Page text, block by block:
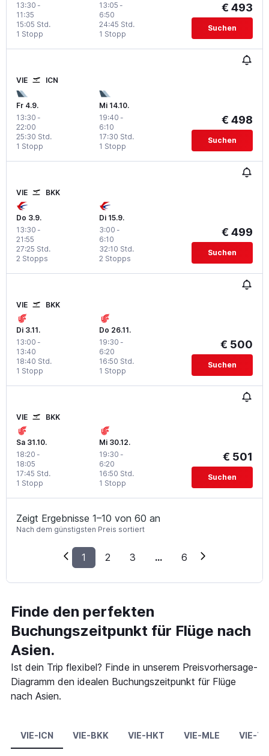
13:30 -
11:35
1 Stopp
15:05 Std.
13:05 -
6:50
1 Stopp
24:45 Std.
€ 493
Suchen
VIE ICN
Fr 4.9.
13:30 -
22:00
1 Stopp
25:30 Std.
Mi 14.10.
19:40 -
6:10
1 Stopp
17:30 Std.
€ 498
Suchen
VIE BKK
Do 3.9.
13:30 -
21:55
2 Stopps
27:25 Std.
Di 15.9.
3:00 -
6:10
2 Stopps
32:10 Std.
€ 499
Suchen
VIE BKK
Di 3.11.
13:00 -
13:40
1 Stopp
18:40 Std.
Do 26.11.
19:30 -
6:20
1 Stopp
16:50 Std.
€ 500
Suchen
VIE BKK
Sa 31.10.
18:20 -
18:05
1 Stopp
17:45 Std.
Mi 30.12.
19:30 -
6:20
1 Stopp
16:50 Std.
€ 501
Suchen
Zeigt Ergebnisse 1–10 von 60 an
Nach dem günstigsten Preis sortiert
1 2 3 ... 6
Finde den perfekten
Buchungszeitpunkt für Flüge nach
Asien.
Ist dein Trip flexibel? Finde in unserem Preisvorhersage-
Diagramm den idealen Buchungszeitpunkt für Flüge
nach Asien.
VIE-ICN VIE-BKK VIE-HKT VIE-MLE VIE-